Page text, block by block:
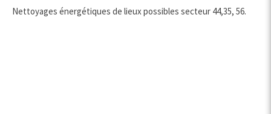
Nettoyages énergétiques de lieux possibles secteur 44,35, 56.